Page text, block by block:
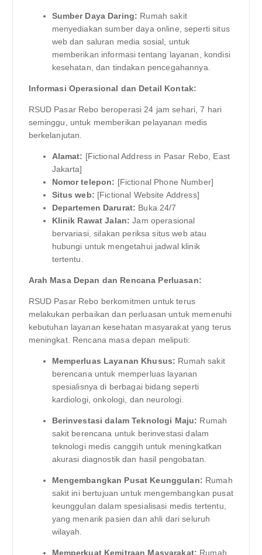
Sumber Daya Daring: Rumah sakit
menyediakan sumber daya online, seperti situs
web dan saluran media sosial, untuk
memberikan informasi tentang layanan, kondisi
kesehatan, dan tindakan pencegahannya.
Informasi Operasional dan Detail Kontak:
RSUD Pasar Rebo beroperasi 24 jam sehari, 7 hari
seminggu, untuk memberikan pelayanan medis
berkelanjutan.
Alamat: [Fictional Address in Pasar Rebo, East
Jakarta]
Nomor telepon: [Fictional Phone Number]
Situs web: [Fictional Website Address]
Departemen Darurat: Buka 24/7
Klinik Rawat Jalan: Jam operasional
bervariasi, silakan periksa situs web atau
hubungi untuk mengetahui jadwal klinik
tertentu.
Arah Masa Depan dan Rencana Perluasan:
RSUD Pasar Rebo berkomitmen untuk terus
melakukan perbaikan dan perluasan untuk memenuhi
kebutuhan layanan kesehatan masyarakat yang terus
meningkat. Rencana masa depan meliputi:
Memperluas Layanan Khusus: Rumah sakit
berencana untuk memperluas layanan
spesialisnya di berbagai bidang seperti
kardiologi, onkologi, dan neurologi.
Berinvestasi dalam Teknologi Maju: Rumah
sakit berencana untuk berinvestasi dalam
teknologi medis canggih untuk meningkatkan
akurasi diagnostik dan hasil pengobatan.
Mengembangkan Pusat Keunggulan: Rumah
sakit ini bertujuan untuk mengembangkan pusat
keunggulan dalam spesialisasi medis tertentu,
yang menarik pasien dan ahli dari seluruh
wilayah.
Memperkuat Kemitraan Masyarakat: Rumah